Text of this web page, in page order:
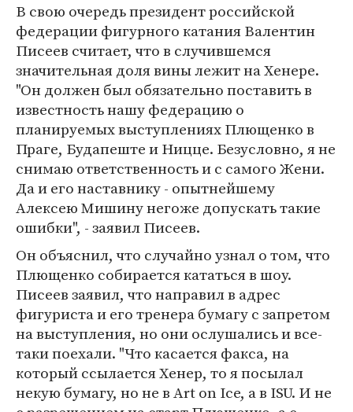
В свою очередь президент российской
федерации фигурного катания Валентин
Писеев считает, что в случившемся
значительная доля вины лежит на Хенере.
"Он должен был обязательно поставить в
известность нашу федерацию о
планируемых выступлениях Плющенко в
Праге, Будапеште и Ницце. Безусловно, я не
снимаю ответственность и с самого Жени.
Да и его наставнику - опытнейшему
Алексею Мишину негоже допускать такие
ошибки", - заявил Писеев.
Он объяснил, что случайно узнал о том, что
Плющенко собирается кататься в шоу.
Писеев заявил, что направил в адрес
фигуриста и его тренера бумагу с запретом
на выступления, но они ослушались и все-
таки поехали. "Что касается факса, на
который ссылается Хенер, то я посылал
некую бумагу, но не в Art on Ice, а в ISU. И не